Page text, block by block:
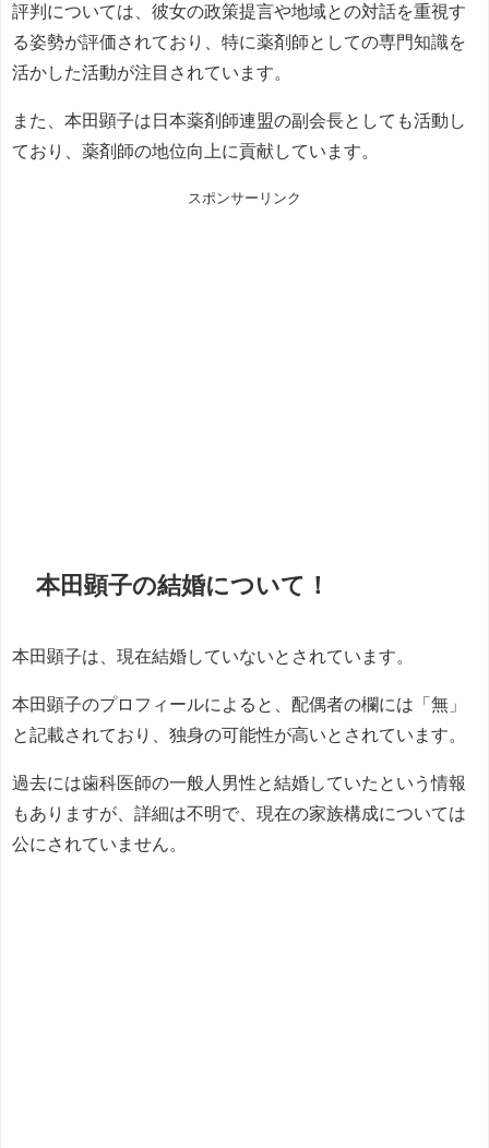
評判については、彼女の政策提言や地域との対話を重視す
る姿勢が評価されており、特に薬剤師としての専門知識を
活かした活動が注目されています。
また、本田顕子は日本薬剤師連盟の副会長としても活動し
ており、薬剤師の地位向上に貢献しています。
スポンサーリンク
本田顕子の結婚について！
本田顕子は、現在結婚していないとされています。
本田顕子のプロフィールによると、配偶者の欄には「無」
と記載されており、独身の可能性が高いとされています。
過去には歯科医師の一般人男性と結婚していたという情報
もありますが、詳細は不明で、現在の家族構成については
公にされていません。